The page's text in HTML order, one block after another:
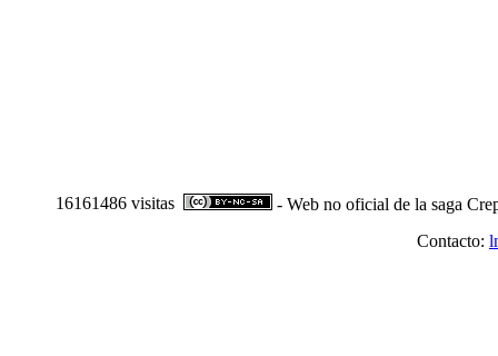
16161486 visitas
- Web no oficial de la saga
Contacto: